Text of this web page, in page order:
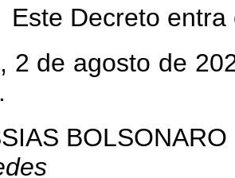
Decreto entra
2 de agosto de
BOLSONARO